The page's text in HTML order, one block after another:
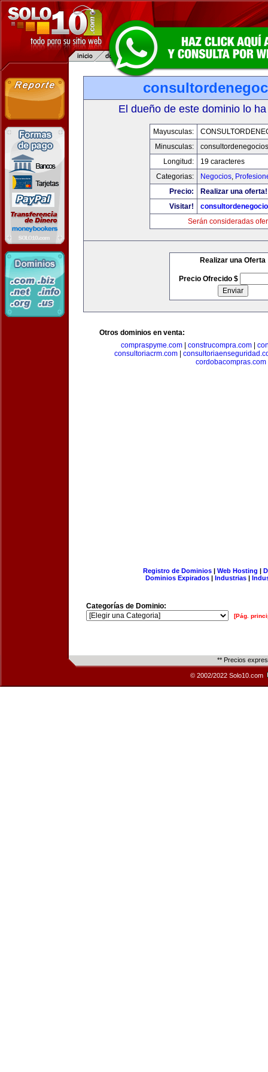
El dueño de este dominio lo
Mayusculas:
Minusculas:
Longitud:
19 caracteres
Categorias:
Negocios,
Precio:
Realizar una oferta!
Visitar!
Serán consideradas
Realizar una Oferta
Precio Ofrecido $
Otros dominios en venta:
compraspyme.com
construcompra.com
consultoriacrm.com|
cordobacompras.com
Registro de Dominios| Web Hosting |
Dominios Expirados | Industrias |
Categorías de Dominio:
[Pág.
** Precios
© 2002/2022 Solo10.com